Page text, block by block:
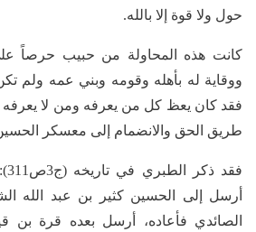
حول ولا قوة إلا بالله.
كانت هذه المحاولة من حبيب حرصاً
ووقاية له بأهله وقومه وبني عمه ولم
فقد كان يعظ كل من يعرفه ومن لا يعرفه
طريق الحق والانضمام إلى معسكر
أرسل إلى الحسين كثير بن عبد الله
الصائدي فأعاده، أرسل بعده قرة بن